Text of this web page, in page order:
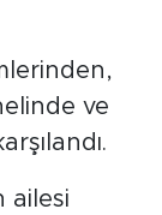
ve
ailesi